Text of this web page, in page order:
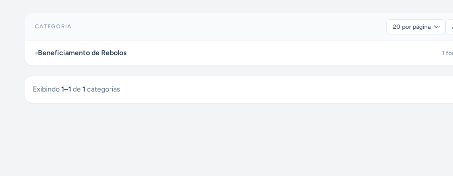
CATEGORIA
Beneficiamento de Rebolos 1
Exibindo1–1 de 1 categorias